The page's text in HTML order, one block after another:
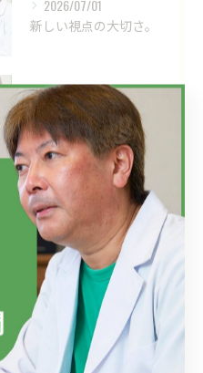
2026/07/01
新しい視点の大切さ。
2026/06/24
適応障害
仕事 会社